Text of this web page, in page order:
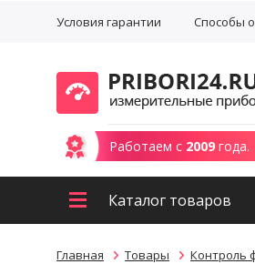
Условия гарантии Способы
Работаем с 2009 года.
Каталог товаров
Главная Товары Контроль